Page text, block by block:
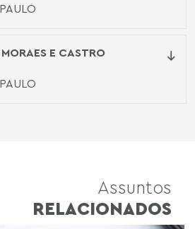
E CASTRO
Assuntos
RELACIONADOS